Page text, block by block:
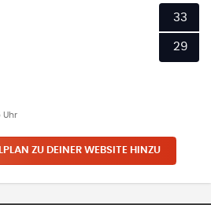
33
29
Uhr
ZU DEINER WEBSITE HINZU